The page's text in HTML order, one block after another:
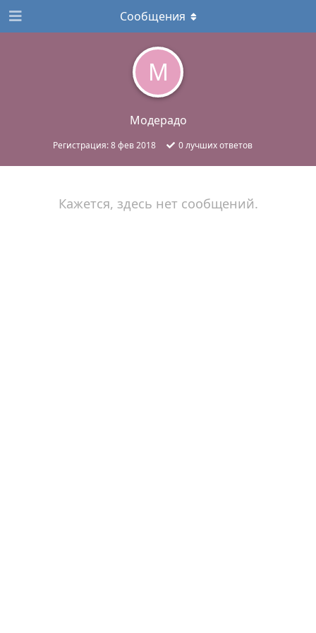
М
Модерадо
Регистрация:8 фев 2018 0лучших ответов
Сообщения
Кажется, здесь нет сообщений.